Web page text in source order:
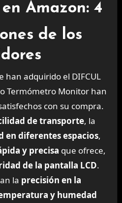
Amazon: 4
de los
han adquirido el DIFCUL
Termómetro Monitor han
con su compra.
de transporte, la
en diferentes espacios,
y precisa que ofrece,
de la pantalla LCD.
la precisión en la
y humedad